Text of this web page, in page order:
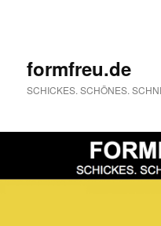
formfreu.de
SCHICKES. SCHÖNES.